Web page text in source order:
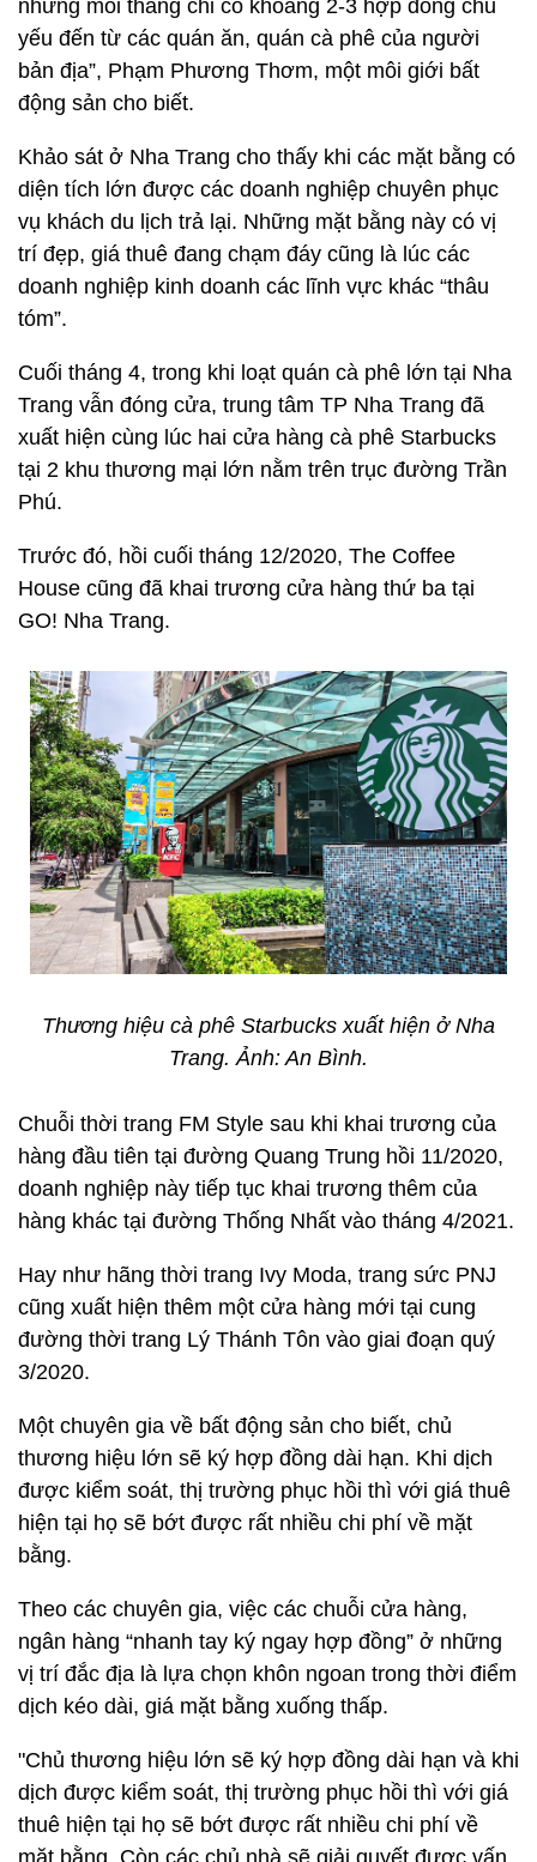
nhưng mỗi tháng chỉ có khoảng 2-3 hợp đồng chủ
yếu đến từ các quán ăn, quán cà phê của người
bản địa”, Phạm Phương Thơm, một môi giới bất
động sản cho biết.
Khảo sát ở Nha Trang cho thấy khi các mặt bằng có
diện tích lớn được các doanh nghiệp chuyên phục
vụ khách du lịch trả lại. Những mặt bằng này có vị
trí đẹp, giá thuê đang chạm đáy cũng là lúc các
doanh nghiệp kinh doanh các lĩnh vực khác “thâu
tóm”.
Cuối tháng 4, trong khi loạt quán cà phê lớn tại Nha
Trang vẫn đóng cửa, trung tâm TP Nha Trang đã
xuất hiện cùng lúc hai cửa hàng cà phê Starbucks
tại 2 khu thương mại lớn nằm trên trục đường Trần
Phú.
Trước đó, hồi cuối tháng 12/2020, The Coffee
House cũng đã khai trương cửa hàng thứ ba tại
GO! Nha Trang.
Thương hiệu cà phê Starbucks xuất hiện ở Nha
Trang. Ảnh: An Bình.
Chuỗi thời trang FM Style sau khi khai trương của
hàng đầu tiên tại đường Quang Trung hồi 11/2020,
doanh nghiệp này tiếp tục khai trương thêm của
hàng khác tại đường Thống Nhất vào tháng 4/2021.
Hay như hãng thời trang Ivy Moda, trang sức PNJ
cũng xuất hiện thêm một cửa hàng mới tại cung
đường thời trang Lý Thánh Tôn vào giai đoạn quý
3/2020.
Một chuyên gia về bất động sản cho biết, chủ
thương hiệu lớn sẽ ký hợp đồng dài hạn. Khi dịch
được kiểm soát, thị trường phục hồi thì với giá thuê
hiện tại họ sẽ bớt được rất nhiều chi phí về mặt
bằng.
Theo các chuyên gia, việc các chuỗi cửa hàng,
ngân hàng “nhanh tay ký ngay hợp đồng” ở những
vị trí đắc địa là lựa chọn khôn ngoan trong thời điểm
dịch kéo dài, giá mặt bằng xuống thấp.
"Chủ thương hiệu lớn sẽ ký hợp đồng dài hạn và khi
dịch được kiểm soát, thị trường phục hồi thì với giá
thuê hiện tại họ sẽ bớt được rất nhiều chi phí về
mặt bằng. Còn các chủ nhà sẽ giải quyết được vấn